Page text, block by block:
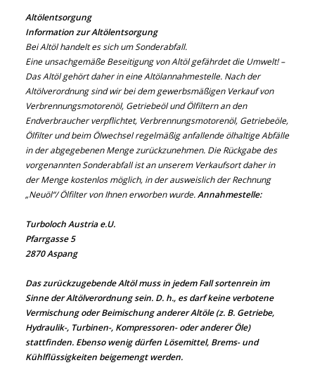
Altölentsorgung
Information zur Altölentsorgung
Bei Altöl handelt es sich um Sonderabfall.
Eine unsachgemäße Beseitigung von Altöl gefährdet die Umwelt! –
Das Altöl gehört daher in eine Altölannahmestelle. Nach der
Altölverordnung sind wir bei dem gewerbsmäßigen Verkauf von
Verbrennungsmotorenöl, Getriebeöl und Ölfiltern an den
Endverbraucher verpflichtet, Verbrennungsmotorenöl, Getriebeöle,
Ölfilter und beim Ölwechsel regelmäßig anfallende ölhaltige Abfälle
in der abgegebenen Menge zurückzunehmen. Die Rückgabe des
vorgenannten Sonderabfall ist an unserem Verkaufsort daher in
der Menge kostenlos möglich, in der ausweislich der Rechnung
„Neuöl“/ Ölfilter von Ihnen erworben wurde.Annahmestelle:
Turboloch Austria e.U.
Pfarrgasse 5
2870 Aspang
Das zurückzugebende Altöl muss in jedem Fall sortenrein im
Sinne der Altölverordnung sein. D. h., es darf keine verbotene
Vermischung oder Beimischung anderer Altöle (z. B. Getriebe,
Hydraulik-, Turbinen-, Kompressoren- oder anderer Öle)
stattfinden. Ebenso wenig dürfen Lösemittel, Brems- und
Kühlflüssigkeiten beigemengt werden.